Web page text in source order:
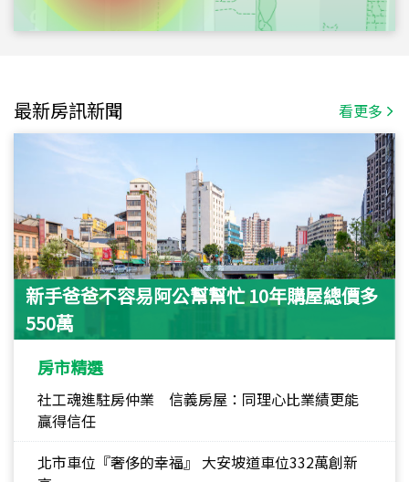
最新房訊新聞 看更多
新手爸爸不容易阿公幫幫忙 10年購屋總價多
550萬
房市精選
社工魂進駐房仲業 信義房屋：同理心比業績更能
贏得信任
北市車位『奢侈的幸福』 大安坡道車位332萬創新